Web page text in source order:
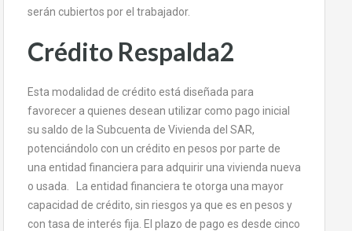
serán cubiertos por el trabajador.
Crédito Respalda2
Esta modalidad de crédito está diseñada para
favorecer a quienes desean utilizar como pago inicial
su saldo de la Subcuenta de Vivienda del SAR,
potenciándolo con un crédito en pesos por parte de
una entidad financiera para adquirir una vivienda nueva
o usada. La entidad financiera te otorga una mayor
capacidad de crédito, sin riesgos ya que es en pesos y
con tasa de interés fija. El plazo de pago es desde cinco